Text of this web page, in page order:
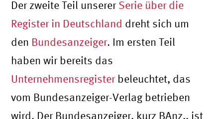
Der zweite Teil unserer Serie über die
Register in Deutschland dreht sich um
den Bundesanzeiger. Im ersten Teil
haben wir bereits das
Unternehmensregisterbeleuchtet, das
vom Bundesanzeiger-Verlag betrieben
wird. Der Bundesanzeiger, kurz BAnz., ist